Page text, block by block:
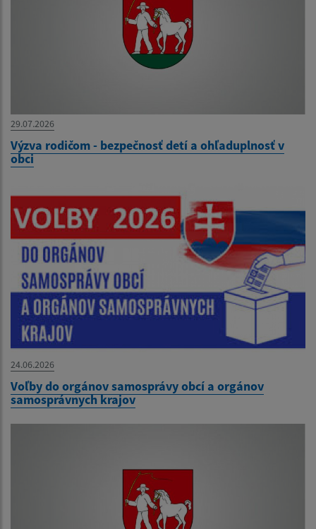
29.07.2026
Výzva rodičom - bezpečnosť detí a ohľaduplnosť v
obci
24.06.2026
Voľby do orgánov samosprávy obcí a orgánov
samosprávnych krajov